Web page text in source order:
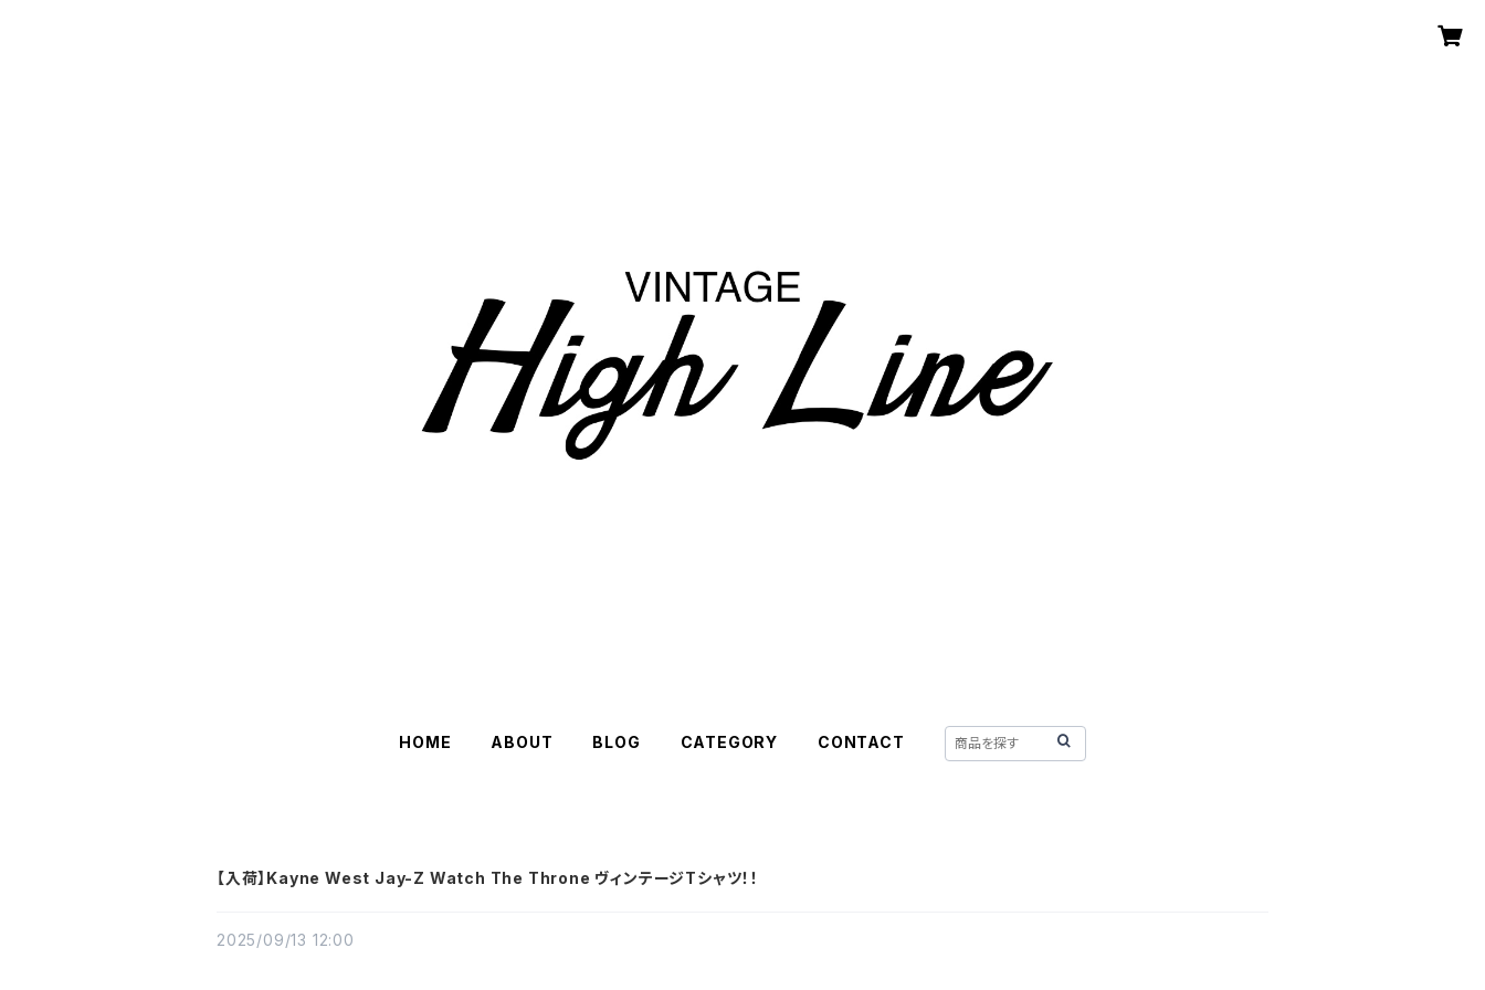
HOME ABOUT BLOG CATEGORY CONTACT
【入荷】Kayne West Jay-Z Watch The Throne ヴィンテージTシャツ！！
2025/09/13 12:00